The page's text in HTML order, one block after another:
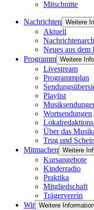
Mitschnitte
Nachrichten Weitere
Aktuell
Neues aus dem
Programm Weitere
Livestream
Programmplan
Playlist
Wortsendungen
Über das
Trug und Schein
Mitmachen Weitere
Kursangebote
Kinderradio
Praktika
Mitgliedschaft
Trägerverein
Wir Weitere